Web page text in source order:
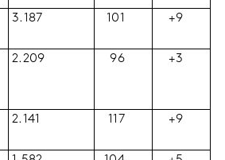
3.187 101 +9
2.209 96 +3
2.141 117 +9